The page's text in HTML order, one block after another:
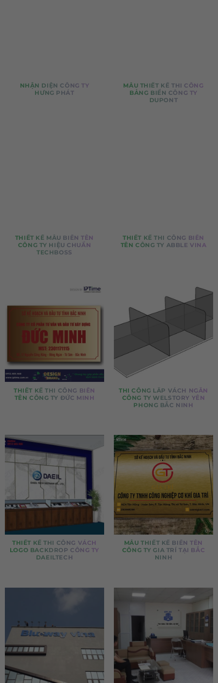
NHẬN DIỆN CÔNG TY
HƯNG PHÁT
MẪU THIẾT KẾ THI CÔNG
BẢNG BIỂN CÔNG TY
DUPONT
THIẾT KẾ MẪU BIỂN TÊN
CÔNG TY HIỆU CHUẨN
TECHBOSS
THIẾT KẾ THI CÔNG BIỂN
TÊN CÔNG TY ABBLE VINA
THIẾT KẾ THI CÔNG BIỂN
TÊN CÔNG TY ĐỨC MINH
THI CÔNG LẮP VÁCH NGĂN
CÔNG TY WELSTORY YÊN
PHONG BẮC NINH
THIẾT KẾ THI CÔNG VÁCH
LOGO BACKDROP CÔNG TY
DAEILTECH
MẪU THIẾT KẾ BIỂN TÊN
CÔNG TY GIA TRÍ TẠI BẮC
NINH